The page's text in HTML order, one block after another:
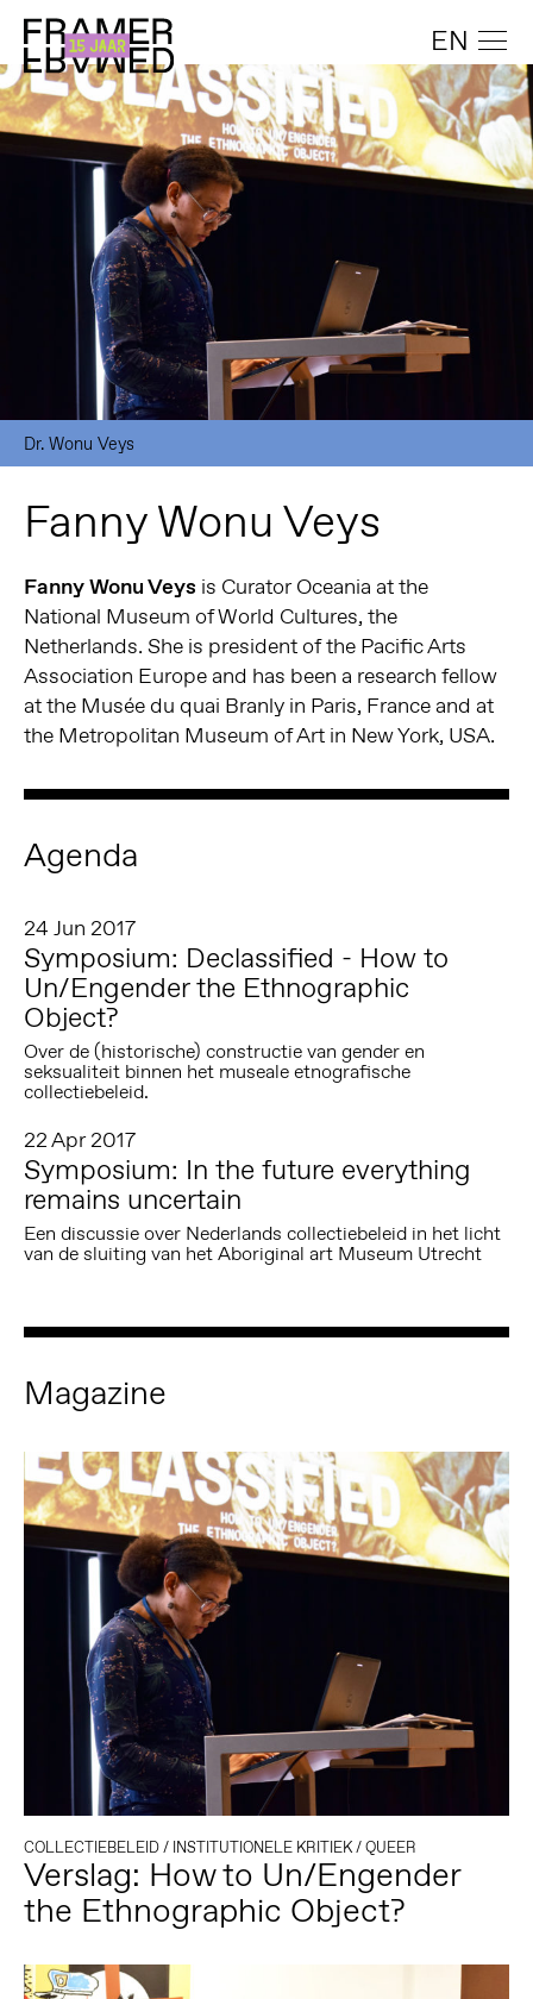
EN
Dr. Wonu Veys
Fanny Wonu Veys
Fanny Wonu Veys is Curator Oceania at the
National Museum of World Cultures, the
Netherlands. She is president of the Pacific Arts
Association Europe and has been a research fellow
at the Musée du quai Branly in Paris, France and at
the Metropolitan Museum of Art in New York, USA.
Agenda
24 Jun 2017
Symposium: Declassified - How to
Un/Engender the Ethnographic
Object?
Over de (historische) constructie van gender en
seksualiteit binnen het museale etnografische
collectiebeleid.
22 Apr 2017
Symposium: In the future everything
remains uncertain
Een discussie over Nederlands collectiebeleid in het licht
van de sluiting van het Aboriginal art Museum Utrecht
Magazine
COLLECTIEBELEID/ INSTITUTIONELE KRITIEK/QUEER
Verslag: How to Un/Engender
the Ethnographic Object?